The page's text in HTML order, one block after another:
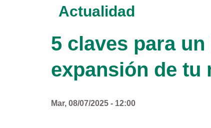
Actualidad
5 claves para
expansión de tu
Mar, 08/07/2025 - 12:00